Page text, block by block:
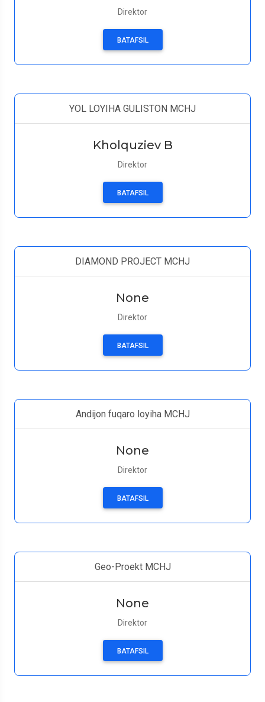
Direktor
BATAFSIL
YOL LOYIHA GULISTON MCHJ
Kholquziev B
Direktor
BATAFSIL
DIAMOND PROJECT MCHJ
None
Direktor
BATAFSIL
Andijon fuqaro loyiha MCHJ
None
Direktor
BATAFSIL
Geo-Proekt MCHJ
None
Direktor
BATAFSIL